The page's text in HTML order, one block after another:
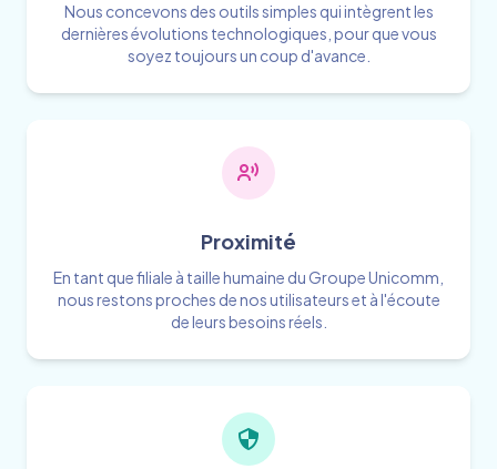
Nous concevons des outils simples qui intègrent les
dernières évolutions technologiques, pour que vous
soyez toujours un coup d'avance.
Proximité
En tant que filiale à taille humaine du Groupe Unicomm,
nous restons proches de nos utilisateurs et à l'écoute
de leurs besoins réels.